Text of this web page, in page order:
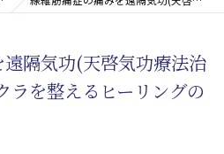
隔気功(天啓気功療法治
ラを整えるヒーリングの